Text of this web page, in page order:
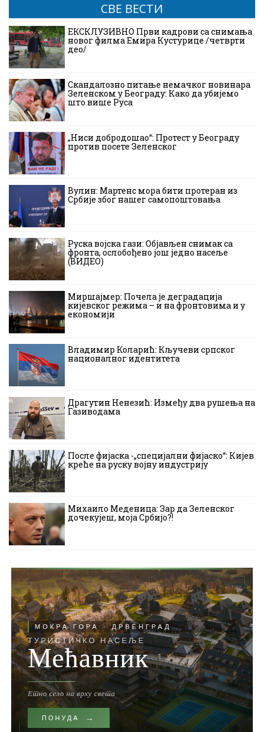
СВЕ ВЕСТИ
ЕКСКЛУЗИВНО Први кадрови са снимања
новог филма Емира Кустурице /четврти
део/
Скандалозно питање немачког новинара
Зеленском у Београду: Како да убијемо
што више Руса
„Ниси добродошао“: Протест у Београду
против посете Зеленског
Вулин: Мартенс мора бити протеран из
Србије због нашег самопоштовања
Руска војска гази: Објављен снимак са
фронта, ослобођено још једно насеље
(ВИДЕО)
Миршајмер: Почела је деградација
кијевског режима – и на фронтовима и у
економији
Владимир Коларић: Кључеви српског
националног идентитета
Драгутин Ненезић: Између два рушења на
Газиводама
После фијаска -„специјални фијаско“: Кијев
креће на руску војну индустрију
Михаило Меденица: Зар да Зеленског
дочекујеш, моја Србијо?!